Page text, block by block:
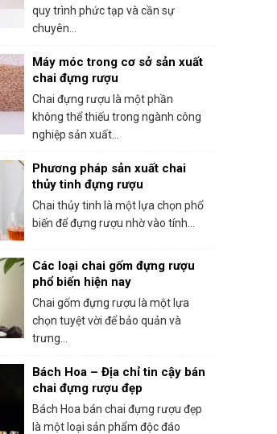
quy trình phức tạp và cần sự
chuyên...
Máy móc trong cơ sở sản xuất
chai đựng rượu
Chai đựng rượu là một phần
không thể thiếu trong ngành công
nghiệp sản xuất...
Phương pháp sản xuất chai
thủy tinh đựng rượu
Chai thủy tinh là một lựa chọn phổ
biến để đựng rượu nhờ vào tính...
Các loại chai gốm đựng rượu
phổ biến hiện nay
Chai gốm đựng rượu là một lựa
chọn tuyệt vời để bảo quản và
trưng...
Bách Hoa – Địa chỉ tin cậy bán
chai đựng rượu đẹp
Bách Hoa bán chai đựng rượu đẹp
là một loại sản phẩm độc đáo